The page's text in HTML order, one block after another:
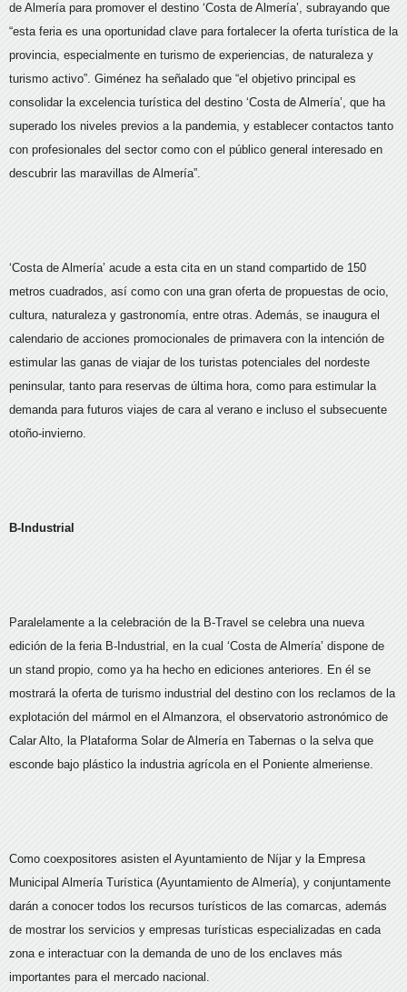
de Almería para promover el destino ‘Costa de Almería’, subrayando que
“esta feria es una oportunidad clave para fortalecer la oferta turística de la
provincia, especialmente en turismo de experiencias, de naturaleza y
turismo activo”. Giménez ha señalado que “el objetivo principal es
consolidar la excelencia turística del destino ‘Costa de Almería’, que ha
superado los niveles previos a la pandemia, y establecer contactos tanto
con profesionales del sector como con el público general interesado en
descubrir las maravillas de Almería”.
‘Costa de Almería’ acude a esta cita en un stand compartido de 150
metros cuadrados, así como con una gran oferta de propuestas de ocio,
cultura, naturaleza y gastronomía, entre otras. Además, se inaugura el
calendario de acciones promocionales de primavera con la intención de
estimular las ganas de viajar de los turistas potenciales del nordeste
peninsular, tanto para reservas de última hora, como para estimular la
demanda para futuros viajes de cara al verano e incluso el subsecuente
otoño-invierno.
B-Industrial
Paralelamente a la celebración de la B-Travel se celebra una nueva
edición de la feria B-Industrial, en la cual ‘Costa de Almería’ dispone de
un stand propio, como ya ha hecho en ediciones anteriores. En él se
mostrará la oferta de turismo industrial del destino con los reclamos de la
explotación del mármol en el Almanzora, el observatorio astronómico de
Calar Alto, la Plataforma Solar de Almería en Tabernas o la selva que
esconde bajo plástico la industria agrícola en el Poniente almeriense.
Como coexpositores asisten el Ayuntamiento de Níjar y la Empresa
Municipal Almería Turística (Ayuntamiento de Almería), y conjuntamente
darán a conocer todos los recursos turísticos de las comarcas, además
de mostrar los servicios y empresas turísticas especializadas en cada
zona e interactuar con la demanda de uno de los enclaves más
importantes para el mercado nacional.